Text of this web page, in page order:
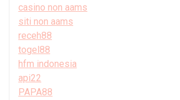
casino non aams
siti non aams
receh88
togel88
hfm indonesia
api22
PAPA88